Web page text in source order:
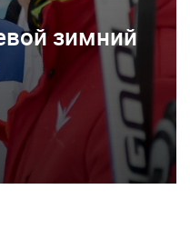
зимний